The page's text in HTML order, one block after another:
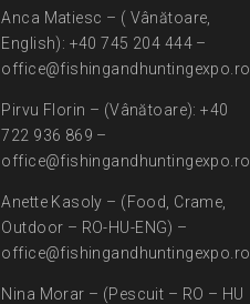
Anca Matiesc – ( Vânătoare,
English): +40 745 204 444 –
office@fishingandhuntingexpo.ro
Pirvu Florin – (Vânătoare): +40
722 936 869 –
office@fishingandhuntingexpo.ro
Anette Kasoly – (Food, Crame,
Outdoor – RO-HU-ENG) –
office@fishingandhuntingexpo.ro
Nina Morar – (Pescuit – RO – HU